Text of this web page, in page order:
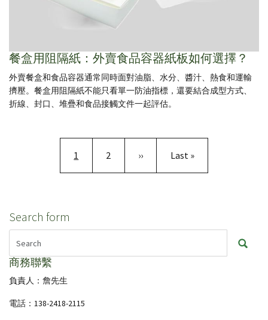
餐盒用阻隔紙：外賣食品容器紙板如何選擇？
外賣餐盒和食品容器通常同時面對油脂、水分、醬汁、熱食和運輸
擠壓。餐盒用阻隔紙不能只看單一防油指標，還要結合成型方式、
折線、封口、堆疊和食品接觸文件一起評估。
目前頁面
1 頁面
2 下一頁
›› Last page
Last »
Search form
商務聯繫
負責人：詹先生
電話：138-2418-2115